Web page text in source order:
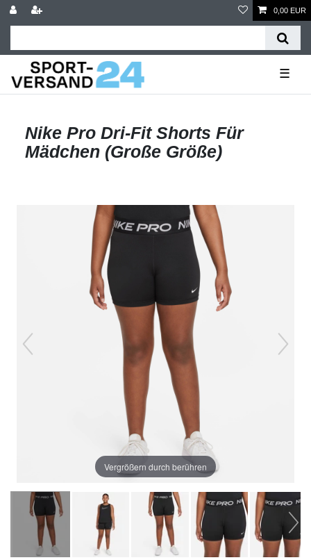
0,00 EUR
☰
Nike Pro Dri-Fit Shorts Für
Mädchen (Große Größe)
Vergrößern durch berühren